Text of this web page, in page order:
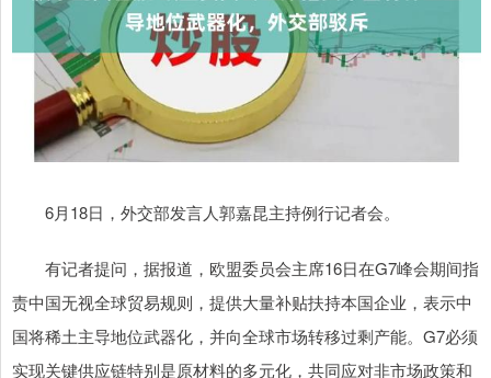
6月18日，外交部发言人郭嘉昆主持例行记者会。
有记者提问，据报道，欧盟委员会主席16日在G7峰会期间指
责中国无视全球贸易规则，提供大量补贴扶持本国企业，表示中
国将稀土主导地位武器化，并向全球市场转移过剩产能。G7必须
实现关键供应链特别是原材料的多元化，共同应对非市场政策和